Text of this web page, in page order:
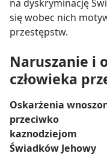
na dyskryminację
się wobec nich
przestępstw.
Naruszanie i
człowieka
Oskarżenia
przeciwko
kaznodziejom
Świadków Jehowy